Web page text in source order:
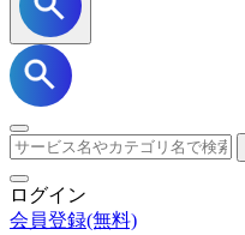
ログイン
会員登録(無料)